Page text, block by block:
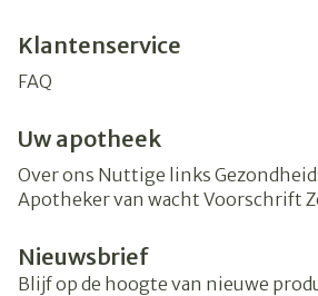
Klantenservice
FAQ
Uw apotheek
Over ons Nuttige links
Apotheker van wacht Voorschrift
Nieuwsbrief
Blijf op de hoogte van nieuwe